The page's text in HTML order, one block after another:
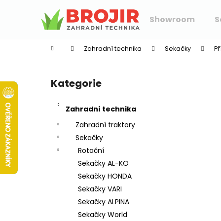
Showroom
Zahradní technika Sekačky
Přeskočit
kategorie
Kategorie
Zahradní technika
Zahradní traktory
Sekačky
Rotační
Sekačky AL-KO
Sekačky HONDA
Sekačky VARI
Sekačky ALPINA
Sekačky World
Zpět
Zpět